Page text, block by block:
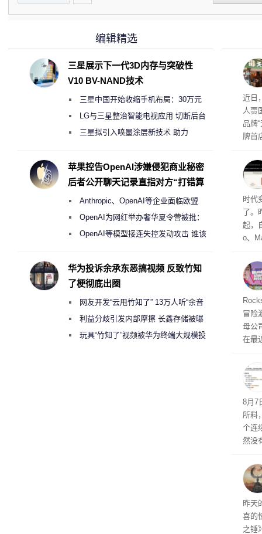
肉
近日
人贾
品牌
牌首
者
与西
时代
了。
起，
o、
和
命令
起
防御
气将
发效
期
冒险
母公
在最
ss
悄
8月7
所料
个连
然没
有
着——
线
昨天
喜的
之锤
编辑精选
三星展示下一代3D内存与突破性
V10 BV-NAND技术
三星中国开始收缩手机布局：30万元
月销售额不达标门店 将被逐步清退
LG与三星整治智能电视应用 切断后台
偷偷共享带宽的违规行为
三星拟引入喷墨涂层新技术 助力
度
苹果控告OpenAI涉嫌侵犯商业秘密
后者公开聊天记录直指对方“打错算
Anthropic、OpenAI等企业面临欧盟
《人工智能法案》全新执法权限审查
OpenAI为网红举办奢华夏令营被批：
2000美元一晚 遭讽“反乌托邦”
OpenAI等模型接连失控发动攻击 谁该
华为投诉余承东恶搞视频 反致竹知
了梗彻底出圈
网友开发“云甩竹知了” 13万人听“余音
绕梁”利益分歧引发内部摩擦 长鑫存储被曝
曾将华为驻场工程师驱逐出研发基地
玩具“竹知了”视频被华为终端大规模投